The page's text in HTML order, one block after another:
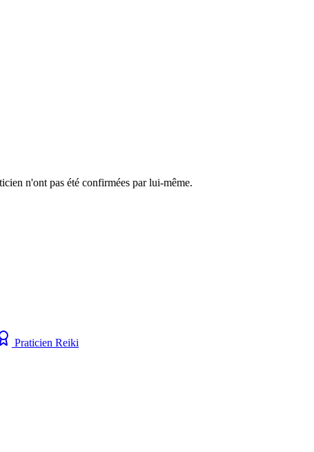
n'ont pas été confirmées par lui-même.
Praticien Reiki